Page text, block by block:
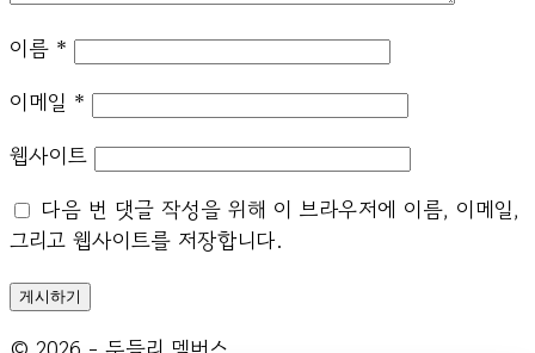
이름 *
이메일 *
웹사이트
다음 번 댓글 작성을 위해 이 브라우저에 이름, 이메일,
그리고 웹사이트를 저장합니다.